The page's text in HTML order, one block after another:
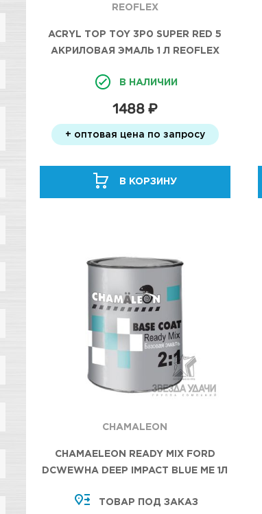
REOFLEX
ACRYL TOP TOY 3P0 SUPER RED 5
АКРИЛОВАЯ ЭМАЛЬ 1 Л REOFLEX
В НАЛИЧИИ
1488 ₽
+ оптовая цена по запросу
В КОРЗИНУ
CHAMALEON
CHAMAELEON READY MIX FORD
DCWEWHA DEEP IMPACT BLUE МЕ 1Л
ТОВАР ПОД ЗАКАЗ